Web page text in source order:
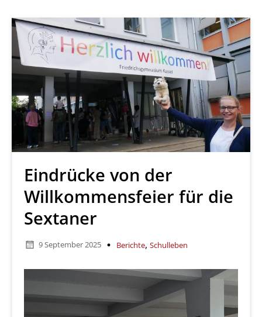
Eindrücke von der
Willkommensfeier für die
Sextaner
9 September 2025 Berichte, Schulleben